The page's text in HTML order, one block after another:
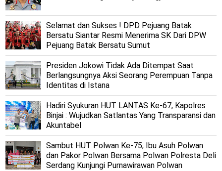
Selamat dan Sukses ! DPD Pejuang Batak
Bersatu Siantar Resmi Menerima SK Dari DPW
Pejuang Batak Bersatu Sumut
Presiden Jokowi Tidak Ada Ditempat Saat
Berlangsungnya Aksi Seorang Perempuan Tanpa
Identitas di Istana
Hadiri Syukuran HUT LANTAS Ke-67, Kapolres
Binjai : Wujudkan Satlantas Yang Transparansi dan
Akuntabel
Sambut HUT Polwan Ke-75, Ibu Asuh Polwan
dan Pakor Polwan Bersama Polwan Polresta Deli
Serdang Kunjungi Purnawirawan Polwan